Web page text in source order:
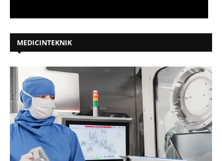
MEDICINTEKNIK